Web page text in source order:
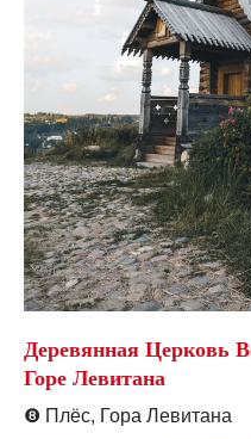
Деревянная Церковь
Горе Левитана
❽ Плёс, Гора Левитана